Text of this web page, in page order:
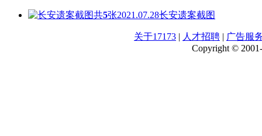
共5张2021.07.28长安遗案截图
关于17173 | 人才招聘 | 广告服
Copyright ©